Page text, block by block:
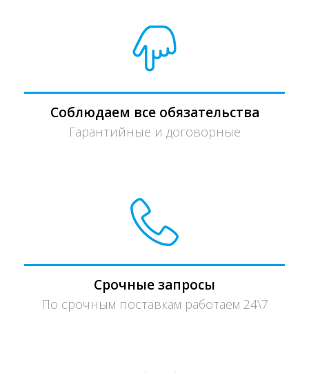
Соблюдаем все обязательства
Гарантийные и договорные
Срочные запросы
По срочным поставкам работаем 24\7